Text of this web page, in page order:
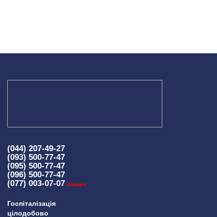
(044) 207-49-27
(093) 500-77-47
(095) 500-77-47
(096) 500-77-47
(077) 003-07-07 Швидка
Госпіталізація
цілодобово